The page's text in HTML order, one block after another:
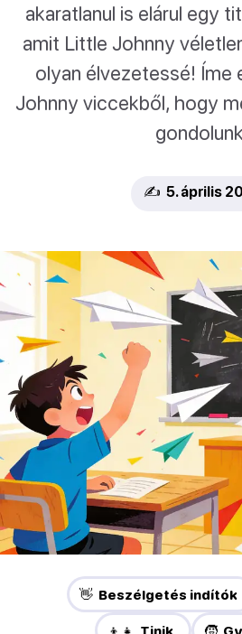
akaratlanul is elárul egy
amit Little Johnny
olyan élvezetessé! Íme
Johnny viccekből, hogy
✍️ 5. április
👋 Beszélgetés indítók
👦👧 Tinik 🧒